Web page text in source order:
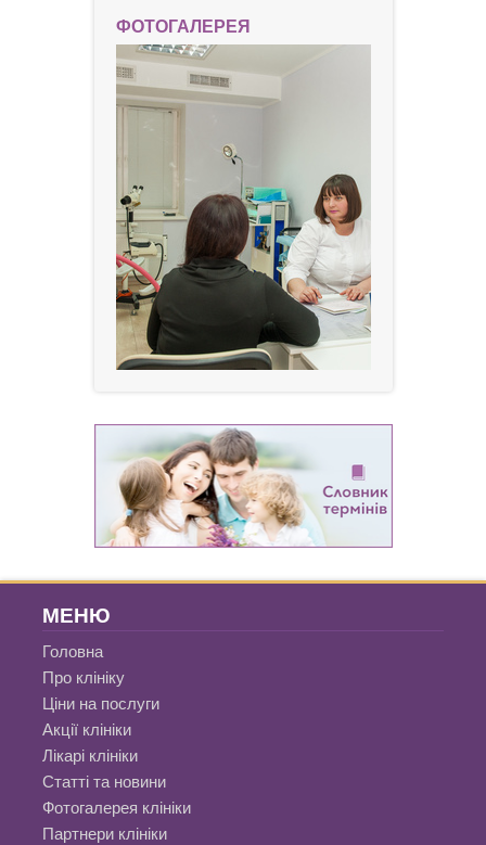
ФОТОГАЛЕРЕЯ
МЕНЮ
Головна
Про клініку
Ціни на послуги
Акції клініки
Лікарі клініки
Статті та новини
Фотогалерея клініки
Партнери клініки